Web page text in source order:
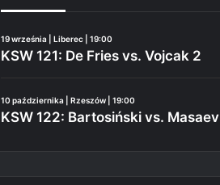
19 września | Liberec | 19:00
KSW 121: De Fries vs. Vojcak 2
10 października | Rzeszów | 19:00
KSW 122: Bartosiński vs. Masaev